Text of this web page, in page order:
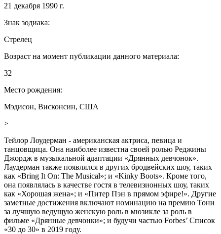
21 декабря 1990 г.
Знак зодиака:
Стрелец
Возраст на момент публикации данного материала:
32
Место рождения:
Мэдисон, Висконсин, США
>
Тейлор Лоудерман - американская актриса, певица и
танцовщица. Она наиболее известна своей ролью Реджины
Джордж в музыкальной адаптации «Дрянных девчонок».
Лаудерман также появлялся в других бродвейских шоу, таких
как «Bring It On: The Musical»; и «Kinky Boots». Кроме того,
она появлялась в качестве гостя в телевизионных шоу, таких
как «Хорошая жена»; и «Питер Пэн в прямом эфире!». Другие
заметные достижения включают номинацию на премию Тони
за лучшую ведущую женскую роль в мюзикле за роль в
фильме «Дрянные девчонки»; и будучи частью Forbes’ Список
«30 до 30» в 2019 году.